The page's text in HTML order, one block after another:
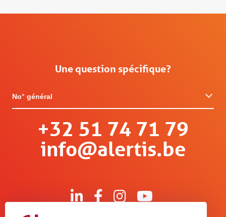
Une question spécifique?
No° général
+32 51 74 71 79
info@alertis.be